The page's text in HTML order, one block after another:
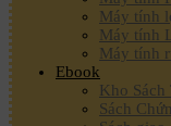
Máy tính
Máy tính
Máy tính
Ebook
Kho Sách
Sách